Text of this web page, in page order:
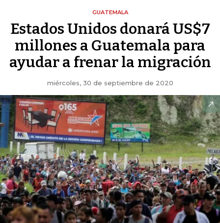
GUATEMALA
Estados Unidos donará US$7
millones a Guatemala para
ayudar a frenar la migración
miércoles, 30 de septiembre de 2020